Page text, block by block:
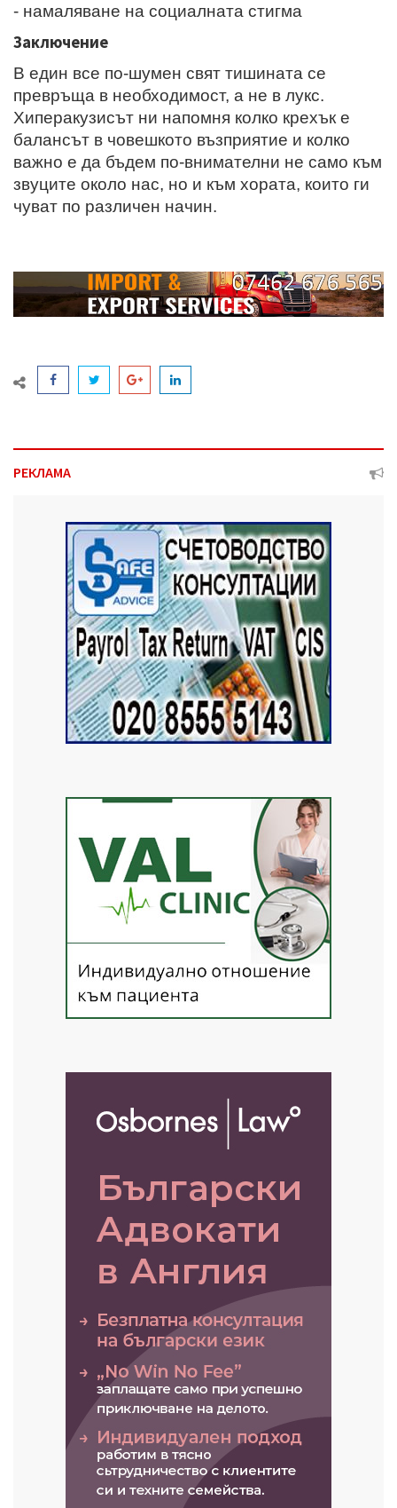
- намаляване на социалната стигма
Заключение
В един все по-шумен свят тишината се
превръща в необходимост, а не в лукс.
Хиперакузисът ни напомня колко крехък е
балансът в човешкото възприятие и колко
важно е да бъдем по-внимателни не само към
звуците около нас, но и към хората, които ги
чуват по различен начин.
РЕКЛАМА